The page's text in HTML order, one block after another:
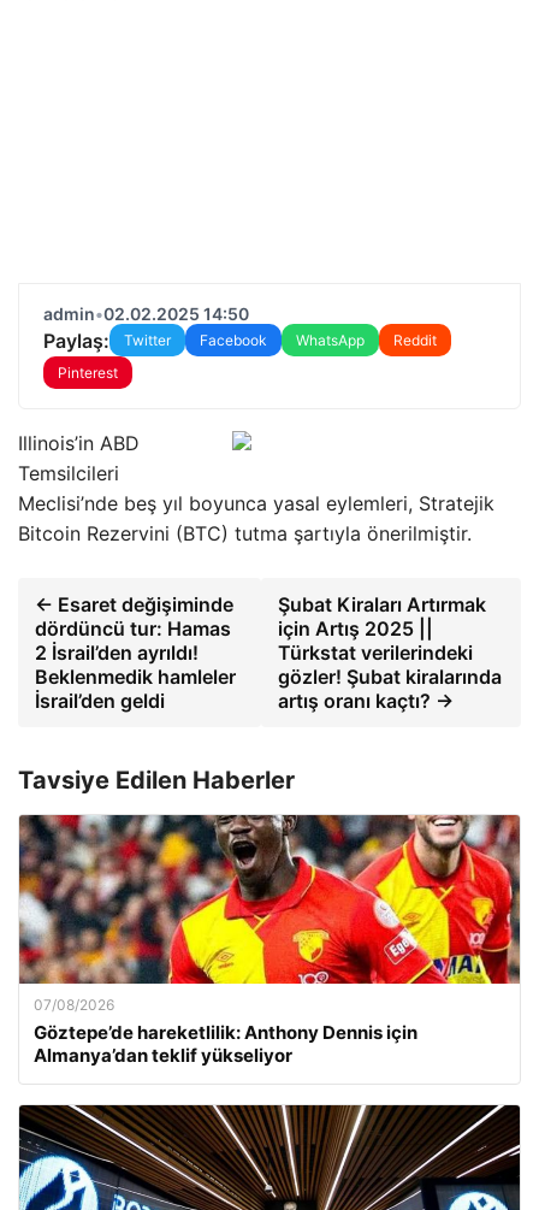
admin•02.02.2025 14:50
Paylaş: Twitter Facebook WhatsApp
Reddit
Pinterest
Illinois’in ABD
Temsilcileri
Meclisi’nde beş yıl boyunca yasal eylemleri, Stratejik
Bitcoin Rezervini (BTC) tutma şartıyla önerilmiştir.
← Esaret değişiminde
dördüncü tur: Hamas
2 İsrail’den ayrıldı!
Beklenmedik hamleler
İsrail’den geldi
Şubat Kiraları Artırmak
için Artış 2025 ||
Türkstat verilerindeki
gözler! Şubat kiralarında
artış oranı kaçtı? →
Tavsiye Edilen Haberler
07/08/2026
Göztepe’de hareketlilik: Anthony Dennis için
Almanya’dan teklif yükseliyor